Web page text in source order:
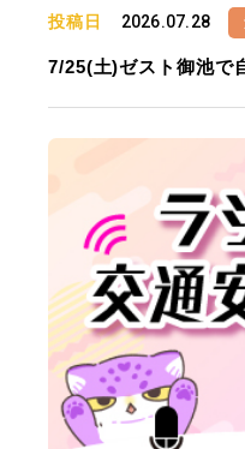
投稿日 2026.07.28
7/25(土)ゼスト御池で